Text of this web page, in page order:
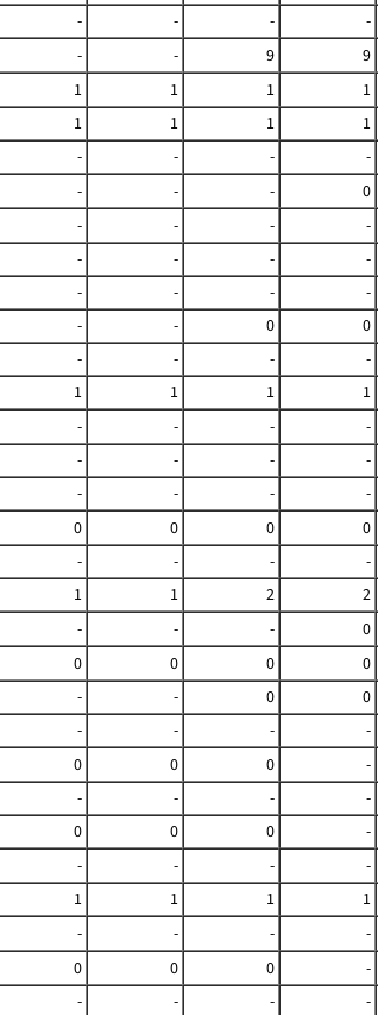
- - - -
- - 9
9
1 1 1
1
1 1 1 1
- - - -
- - -
0
- - -
-
- - - -
- - - -
- - 0 0
- - - -
1 1 1 1
- - -
-
- - - -
- - - -
0 0 0
0
- - - -
1 1 2 2
- - -
0
0 0 0
0
- - 0 0
- - - -
0 0 0
-
- - - -
0 0 0 -
- - -
-
1 1 1 1
- - -
-
0 0 0
-
- - - -